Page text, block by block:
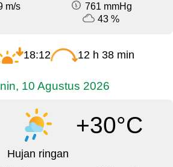
m/s
761 mmHg
43 %
18:12 12 h 38 min
10 Agustus 2026
+30°C
Hujan ringan